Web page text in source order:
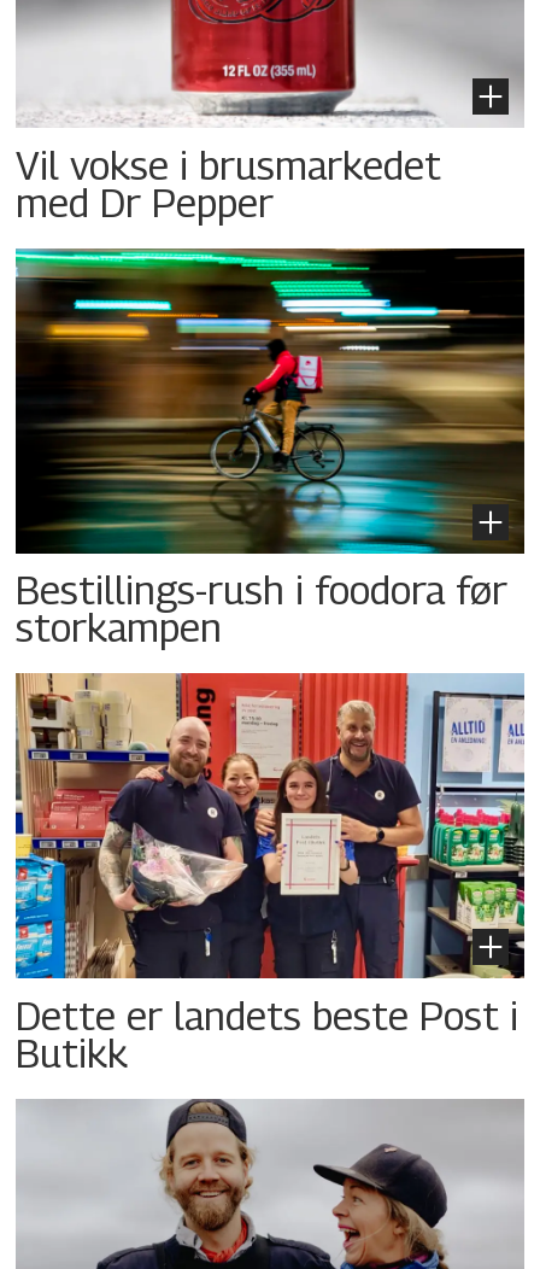
Vil vokse i brusmarkedet
med Dr Pepper
Bestillings-rush i foodora før
storkampen
Dette er landets beste Post i
Butikk